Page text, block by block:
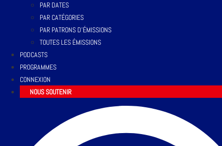
PAR DATES
PAR CATÉGORIES
PAR PATRONS D’ÉMISSIONS
TOUTES LES ÉMISSIONS
PODCASTS
PROGRAMMES
CONNEXION
NOUS SOUTENIR